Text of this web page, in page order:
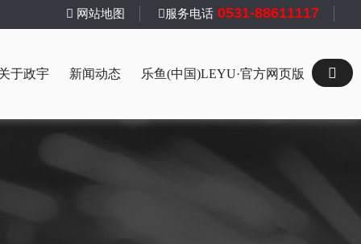
网站地图 服务电话 0531-88611117
于政宇 新闻动态 乐鱼(中国)LEYU·官方网页版